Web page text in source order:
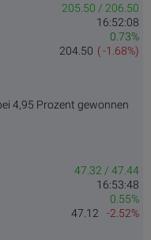
205.50 / 206.50
16:52:08
0.73%
( -1.68%)
204.50
4,95 Prozent gewonnen
47.32 / 47.44
16:53:48
0.55%
-2.52%
47.12